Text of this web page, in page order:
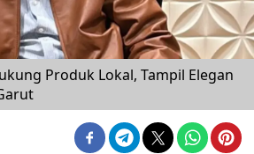
Produk Lokal, Tampil Elegan